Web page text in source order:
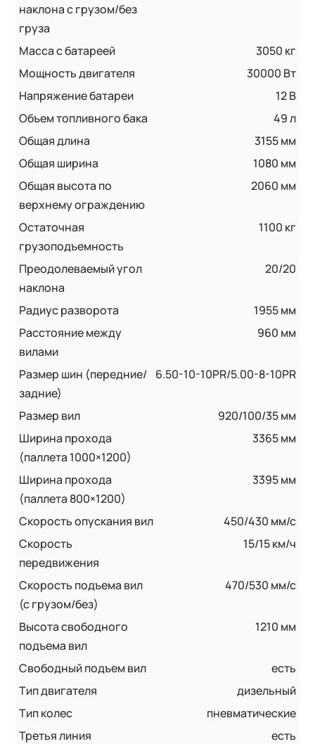
наклона с грузом/без
груза
Масса с батареей
3050 кг
Мощность двигателя
30000 Вт
Напряжение батареи
12 B
Объем топливного бака
49 л
Общая длина
3155 мм
Общая ширина
1080 мм
Общая высота по
верхнему ограждению
2060 мм
Остаточная
грузоподъемность
1100 кг
Преодолеваемый угол
наклона
20/20
Радиус разворота
1955 мм
Расстояние между
вилами
960 мм
Размер шин (передние/
задние)
6.50-10-10PR/5.00-8-10PR
Размер вил
920/100/35 мм
Ширина прохода
(паллета 1000×1200)
3365 мм
Ширина прохода
(паллета 800×1200)
3395 мм
Скорость опускания вил
450/430 мм/с
Скорость
передвижения
15/15 км/ч
Скорость подъема вил
(с грузом/без)
470/530 мм/с
Высота свободного
подъема вил
1210 мм
Свободный подъем вил
есть
Тип двигателя
дизельный
Тип колес
пневматические
Третья линия
есть